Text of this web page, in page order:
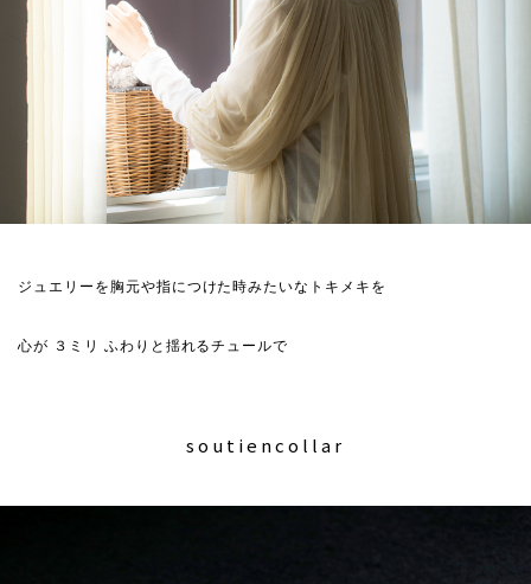
ジュエリーを胸元や指につけた時みたいなトキメキを
心が ３ミリ ふわりと揺れるチュールで
soutiencollar